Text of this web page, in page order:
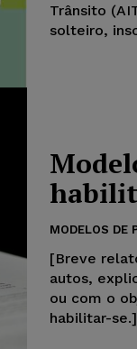
Trânsito
solteiro,
MODELOS DE
[Breve
autos,
ou com o
habilitar-se.]